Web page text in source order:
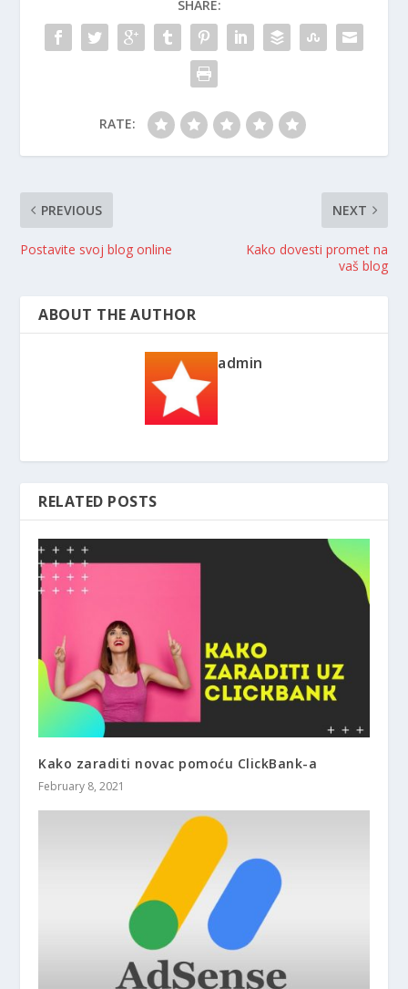
SHARE:
RATE:
PREVIOUS
Postavite svoj blog online
NEXT
Kako dovesti promet na
vaš blog
ABOUT THE AUTHOR
admin
RELATED POSTS
Kako zaraditi novac pomoću ClickBank-a
February 8, 2021